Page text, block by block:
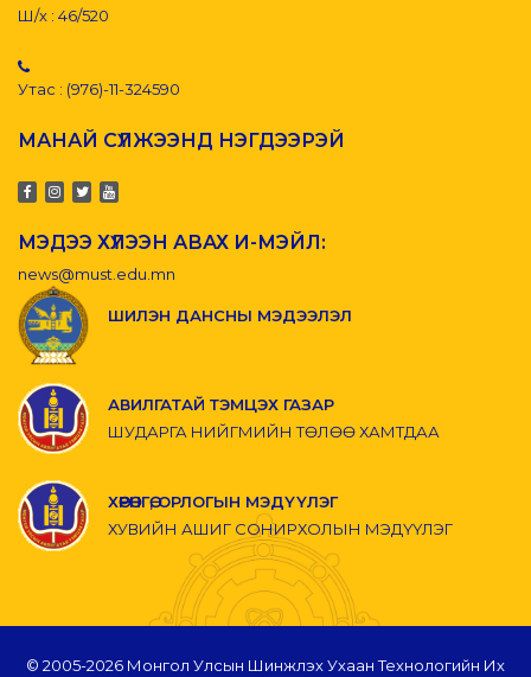
Ш/х : 46/520
Утас : (976)-11-324590
МАНАЙ СҮЛЖЭЭНД НЭГДЭЭРЭЙ
МЭДЭЭ ХҮЛЭЭН АВАХ И-МЭЙЛ:
news@must.edu.mn
ШИЛЭН ДАНСНЫ МЭДЭЭЛЭЛ
АВИЛГАТАЙ ТЭМЦЭХ ГАЗАР
ШУДАРГА НИЙГМИЙН ТӨЛӨӨ ХАМТДАА
ХӨРӨНГӨ, ОРЛОГЫН МЭДҮҮЛЭГ
ХУВИЙН АШИГ СОНИРХОЛЫН МЭДҮҮЛЭГ
© 2005-2026 Монгол Улсын Шинжлэх Ухаан Технологийн Их